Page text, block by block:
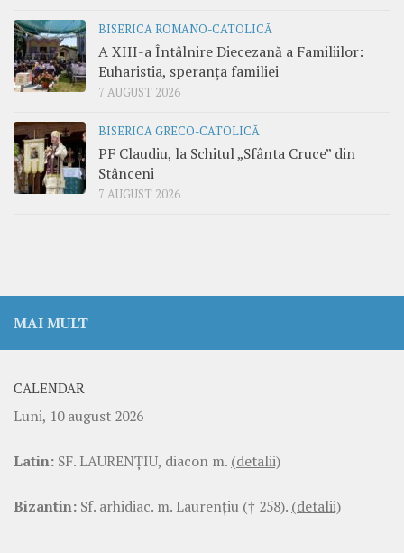
BISERICA ROMANO-CATOLICĂ
A XIII-a Întâlnire Diecezană a Familiilor:
Euharistia, speranța familiei
7 AUGUST 2026
BISERICA GRECO-CATOLICĂ
PF Claudiu, la Schitul „Sfânta Cruce” din
Stânceni
7 AUGUST 2026
MAI MULT
CALENDAR
Luni, 10 august 2026
Latin: SF. LAURENŢIU, diacon m. (detalii)
Bizantin: Sf. arhidiac. m. Laurenţiu († 258). (detalii)